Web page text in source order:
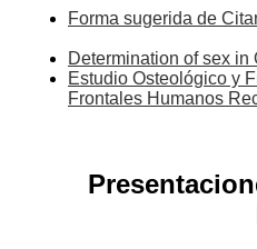
Forma sugerida de
Determination of sex in
Estudio Osteológico y
Frontales Humanos